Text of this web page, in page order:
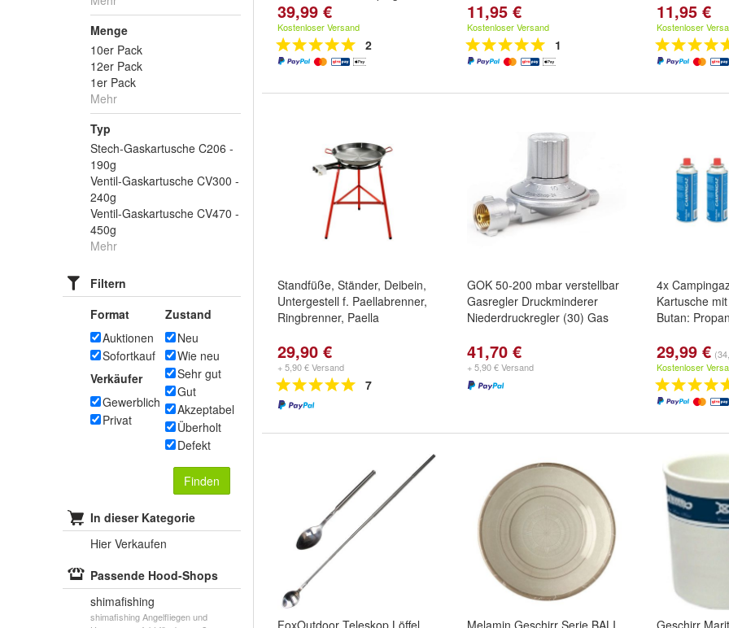
Menge
10er Pack
12er Pack
1er Pack
Mehr
Typ
Stech-Gaskartusche C206 -
190g
Ventil-Gaskartusche CV300 -
240g
Ventil-Gaskartusche CV470 -
450g
Mehr
Filtern
Format
Auktionen
Sofortkauf
Verkäufer
Gewerblich
Privat
Zustand
Neu
Wie neu
Sehr gut
Gut
Akzeptabel
Überholt
Defekt
Finden
In dieser Kategorie
Hier Verkaufen
Passende Hood-Shops
shimafishing
shimafishing Angelfliegen und
Kocher
39,99 €
Kostenloser Versand
2
11,95 €
Kostenloser Versand
1
11,95 €
Kostenloser
Standfüße, Ständer, Deibein,
Untergestell f. Paellabrenner,
Ringbrenner, Paella
29,90 €
+ 5,90 € Versand
7
GOK 50-200 mbar verstellbar
Gasregler Druckminderer
Niederdruckregler (30) Gas
41,70 €
+ 5,90 € Versand
4x
Kartusche
Butan:
29,99 €
Kostenloser
FoxOutdoor Teleskop Löffel
Melamin Geschirr Serie BALI
Geschirr